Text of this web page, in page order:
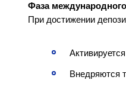
Фаза
При достижении
Внедряются